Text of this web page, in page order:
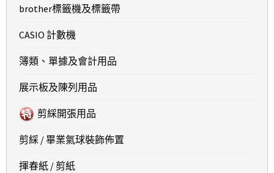
brother標籤機及標籤帶
CASIO 計數機
簿類、單據及會計用品
展示板及陳列用品
剪綵開張用品
剪綵 / 畢業氣球裝飾佈置
揮春紙 / 剪紙